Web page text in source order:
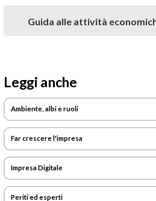
Guida alle attività
Leggi anche
Ambiente, albi e ruoli
Far crescere l'impresa
Impresa Digitale
Periti ed esperti